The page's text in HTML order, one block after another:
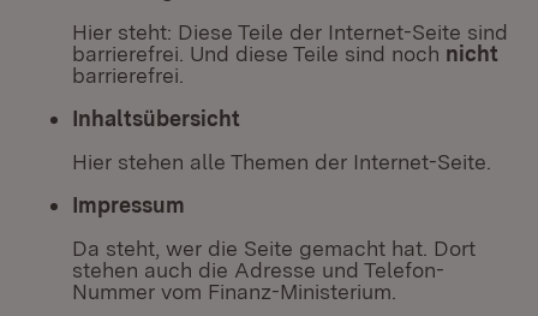
Hier steht: Diese Teile der Internet-Seite sind
barrierefrei. Und diese Teile sind noch nicht
barrierefrei.
Inhaltsübersicht
Hier stehen alle Themen der Internet-Seite.
Impressum
Da steht, wer die Seite gemacht hat. Dort
stehen auch die Adresse und Telefon-
Nummer vom Finanz-Ministerium.